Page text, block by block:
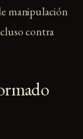
manipulación
contra